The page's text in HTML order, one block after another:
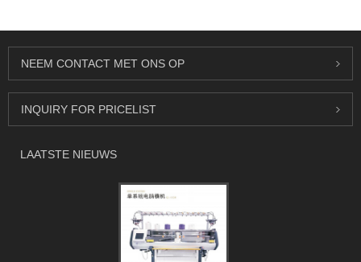
NEEM CONTACT MET ONS OP
INQUIRY FOR PRICELIST
LAATSTE NIEUWS